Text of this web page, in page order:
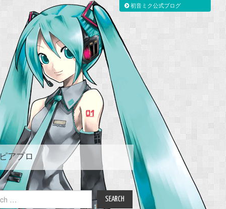
ピアプロ
初音ミク公式ブログ